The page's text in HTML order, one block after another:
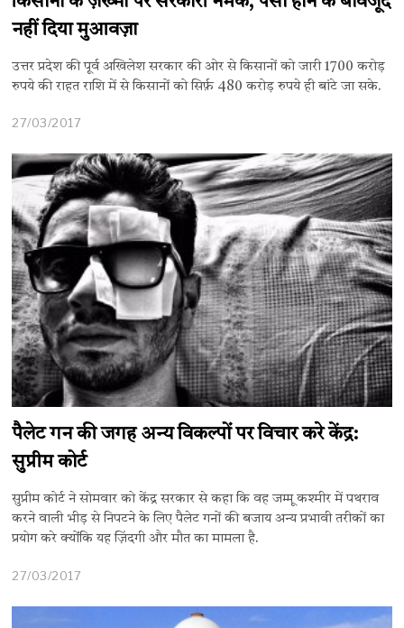
नहीं दिया मुआवज़ा
उत्तर प्रदेश की पूर्व अखिलेश सरकार की ओर से किसानों को जारी 1700 करोड़
रुपये की राहत राशि में से किसानों को सिर्फ़ 480 करोड़ रुपये ही बांटे जा सके.
27/03/2017
पैलेट गन की जगह अन्य विकल्पोंं पर विचार करे केंद्र:
सुप्रीम कोर्ट
सुप्रीम कोर्ट ने सोमवार को केंद्र सरकार से कहा कि वह जम्मू कश्मीर में पथराव
करने वाली भीड़ से निपटने के लिए पैलेट गनों की बजाय अन्य प्रभावी तरीकों का
प्रयोग करे क्योंंकि यह ज़िंदगी और मौत का मामला है.
27/03/2017